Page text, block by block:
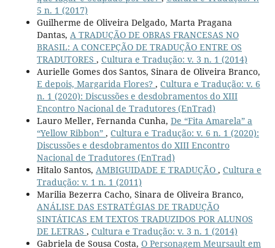
5 n. 1 (2017)
Guilherme de Oliveira Delgado, Marta Pragana
Dantas, A TRADUÇÃO DE OBRAS FRANCESAS NO
BRASIL: A CONCEPÇÃO DE TRADUÇÃO ENTRE OS
TRADUTORES , Cultura e Tradução: v. 3 n. 1 (2014)
Aurielle Gomes dos Santos, Sinara de Oliveira Branco,
E depois, Margarida Flores? , Cultura e Tradução: v. 6
n. 1 (2020): Discussões e desdobramentos do XIII
Encontro Nacional de Tradutores (EnTrad)
Lauro Meller, Fernanda Cunha, De “Fita Amarela” a
“Yellow Ribbon” , Cultura e Tradução: v. 6 n. 1 (2020):
Discussões e desdobramentos do XIII Encontro
Nacional de Tradutores (EnTrad)
Hitalo Santos, AMBIGUIDADE E TRADUÇÃO , Cultura e
Tradução: v. 1 n. 1 (2011)
Marilia Bezerra Cacho, Sinara de Oliveira Branco,
ANÁLISE DAS ESTRATÉGIAS DE TRADUÇÃO
SINTÁTICAS EM TEXTOS TRADUZIDOS POR ALUNOS
DE LETRAS , Cultura e Tradução: v. 3 n. 1 (2014)
Gabriela de Sousa Costa, O Personagem Meursault em